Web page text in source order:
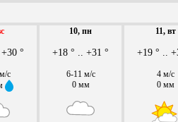
°
с
10, пн
+18 ° .. +31 °
6-11 м/с
0 мм
11, вт
+19 ° ..
4 м/с
0 мм